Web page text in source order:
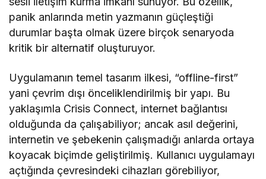
panik anlarında metin yazmanın güçleştiği
durumlar başta olmak üzere birçok senaryoda
kritik bir alternatif oluşturuyor.
Uygulamanın temel tasarım ilkesi, “offline-first”
yani çevrim dışı önceliklendirilmiş bir yapı. Bu
yaklaşımla Crisis Connect, internet bağlantısı
olduğunda da çalışabiliyor; ancak asıl değerini,
internetin ve şebekenin çalışmadığı anlarda ortaya
koyacak biçimde geliştirilmiş. Kullanıcı uygulamayı
açtığında çevresindeki cihazları görebiliyor,